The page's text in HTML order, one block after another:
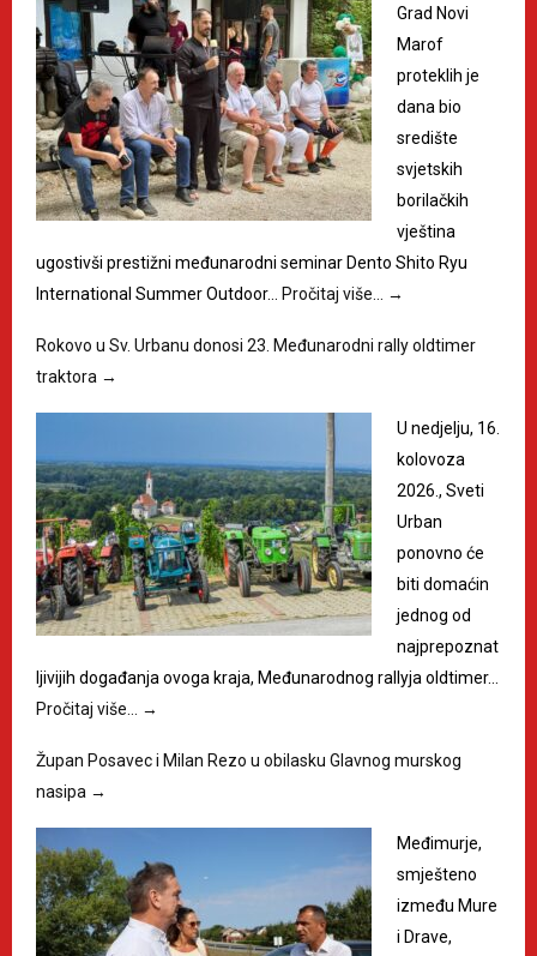
Grad Novi
Marof
proteklih je
dana bio
središte
svjetskih
borilačkih
vještina
ugostivši prestižni međunarodni seminar Dento Shito Ryu
International Summer Outdoor…
Pročitaj više… →
Rokovo u Sv. Urbanu donosi 23. Međunarodni rally oldtimer
traktora →
U nedjelju, 16.
kolovoza
2026., Sveti
Urban
ponovno će
biti domaćin
jednog od
najprepoznat
ljivijih događanja ovoga kraja, Međunarodnog rallyja oldtimer…
Pročitaj više…
→
Župan Posavec i Milan Rezo u obilasku Glavnog murskog
nasipa →
Međimurje,
smješteno
između Mure
i Drave,